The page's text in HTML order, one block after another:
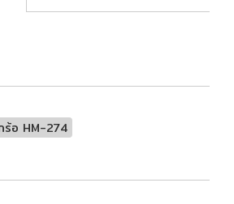
ร้อ HM-274